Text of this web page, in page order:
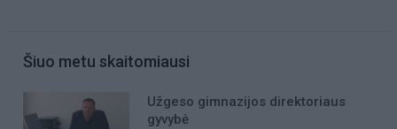
Šiuo metu skaitomiausi
Užgeso gimnazijos direktoriaus
gyvybė